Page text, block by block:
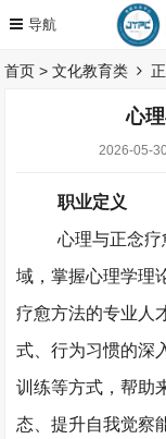
首页 >文化教育类
心
2026-05-
职业定义
心理与正念
域，掌握心理学理
疗愈方法的专业人
式、行为习惯的深
训练等方式，帮助
态、提升自我觉察